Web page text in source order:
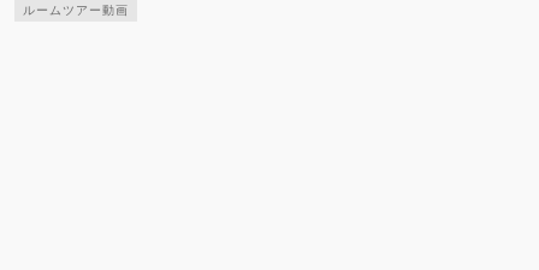
ルームツアー動画